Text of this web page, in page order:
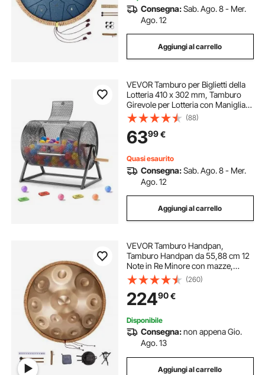
Consegna:Sab. Ago. 8 - Mer.
Ago. 12
Aggiungi al carrello
VEVOR Tamburo per Biglietti della
Lotteria 410 x 302 mm, Tamburo
Girevole per Lotteria con Maniglia
Rinforzata Base Triangolare,
Capacità 5000 Biglietti o 200
Palline, Colore Nero, per Feste e
Giochi
(88)
6399€
Quasi esaurito
Consegna:Sab. Ago. 8 - Mer.
Ago. 12
Aggiungi al carrello
VEVOR Tamburo Handpan,
Tamburo Handpan da 55,88 cm 12
Note in Re Minore con mazze,
Supporto per Handpan 440Hz e
Borsa Trasporto, Tamburo Curativo
in Acciaio, Strumenti a Percussione
per Principianti
(260)
22490€
Disponibile
Consegna:non appena Gio.
Ago. 13
Aggiungi al carrello